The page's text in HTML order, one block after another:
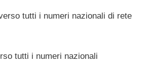
tutti i numeri nazionali di rete
tutti i numeri nazionali